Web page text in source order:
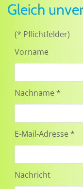
Gleich
(* Pflichtfelder)
Vorname
Nachname *
E-Mail-Adresse *
Nachricht